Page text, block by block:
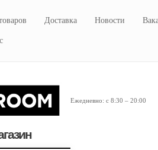
Доставка Новости
Ежедневно: с 8:30 – 20:00